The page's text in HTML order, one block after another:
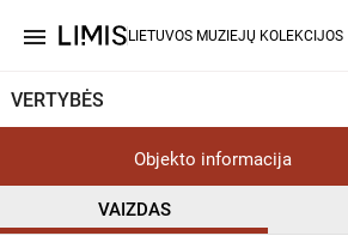
menu LIETUVOS MUZIEJŲ KOLEKCIJOS
VERTYBĖS
Objekto informacija
VAIZDAS